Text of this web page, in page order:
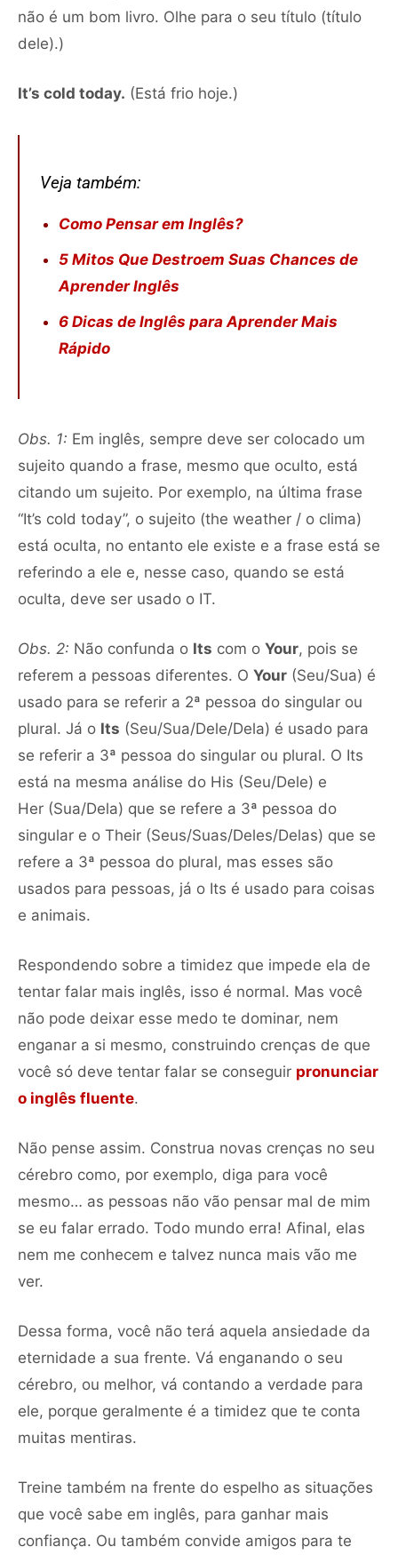
não é um bom livro. Olhe para o seu título (título
dele).)
It’s cold today. (Está frio hoje.)
Veja também:
Como Pensar em Inglês?
5 Mitos Que Destroem Suas Chances de
Aprender Inglês
6 Dicas de Inglês para Aprender Mais
Rápido
Obs. 1: Em inglês, sempre deve ser colocado um
sujeito quando a frase, mesmo que oculto, está
citando um sujeito. Por exemplo, na última frase
“It’s cold today”, o sujeito (the weather / o clima)
está oculta, no entanto ele existe e a frase está se
referindo a ele e, nesse caso, quando se está
oculta, deve ser usado o IT.
Obs. 2: Não confunda o Its com o Your, pois se
referem a pessoas diferentes. O Your (Seu/Sua) é
usado para se referir a 2ª pessoa do singular ou
plural. Já o Its (Seu/Sua/Dele/Dela) é usado para
se referir a 3ª pessoa do singular ou plural. O Its
está na mesma análise do His (Seu/Dele) e
Her (Sua/Dela) que se refere a 3ª pessoa do
singular e o Their (Seus/Suas/Deles/Delas) que se
refere a 3ª pessoa do plural, mas esses são
usados para pessoas, já o Its é usado para coisas
e animais.
Respondendo sobre a timidez que impede ela de
tentar falar mais inglês, isso é normal. Mas você
não pode deixar esse medo te dominar, nem
enganar a si mesmo, construindo crenças de que
você só deve tentar falar se conseguir pronunciar
o inglês fluente.
Não pense assim. Construa novas crenças no seu
cérebro como, por exemplo, diga para você
mesmo… as pessoas não vão pensar mal de mim
se eu falar errado. Todo mundo erra! Afinal, elas
nem me conhecem e talvez nunca mais vão me
ver.
Dessa forma, você não terá aquela ansiedade da
eternidade a sua frente. Vá enganando o seu
cérebro, ou melhor, vá contando a verdade para
ele, porque geralmente é a timidez que te conta
muitas mentiras.
Treine também na frente do espelho as situações
que você sabe em inglês, para ganhar mais
confiança. Ou também convide amigos para te